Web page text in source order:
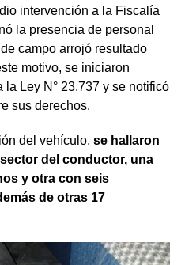
intervención a la Fiscalía
la presencia de personal
campo arrojó resultado
motivo, se iniciaron
Ley N° 23.737 y se notificó
sus derechos.
del vehículo, se hallaron
del conductor, una
y otra con seis
de otras 17